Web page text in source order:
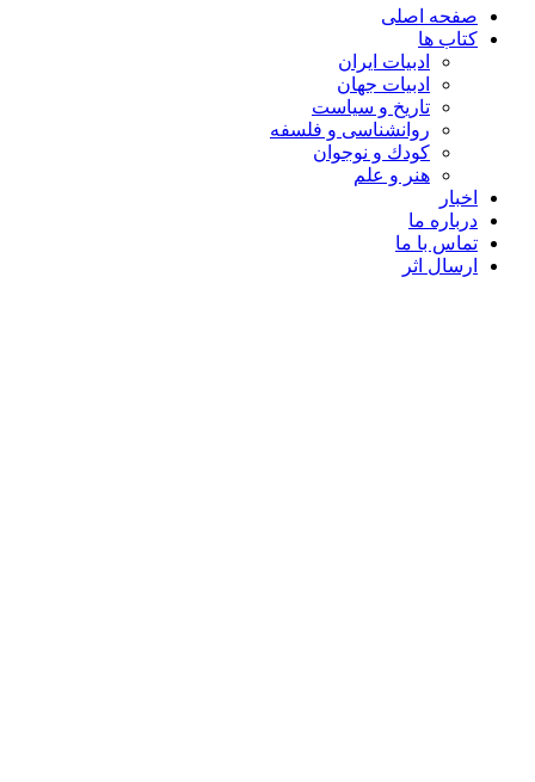
صفحه اصلی
کتاب ها
ادبیات ایران
ادبیات جهان
تاریخ و سیاست
روانشناسی و فلسفه
کودك و نوجوان
هنر و علم
اخبار
درباره ما
تماس با ما
ارسال اثر